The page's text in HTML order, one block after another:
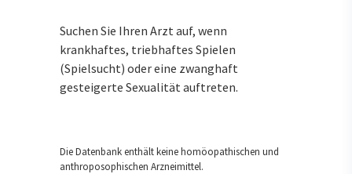
Suchen Sie Ihren Arzt auf, wenn
krankhaftes, triebhaftes Spielen
(Spielsucht) oder eine zwanghaft
gesteigerte Sexualität auftreten.
Die Datenbank enthält keine homöopathischen und
anthroposophischen Arzneimittel.